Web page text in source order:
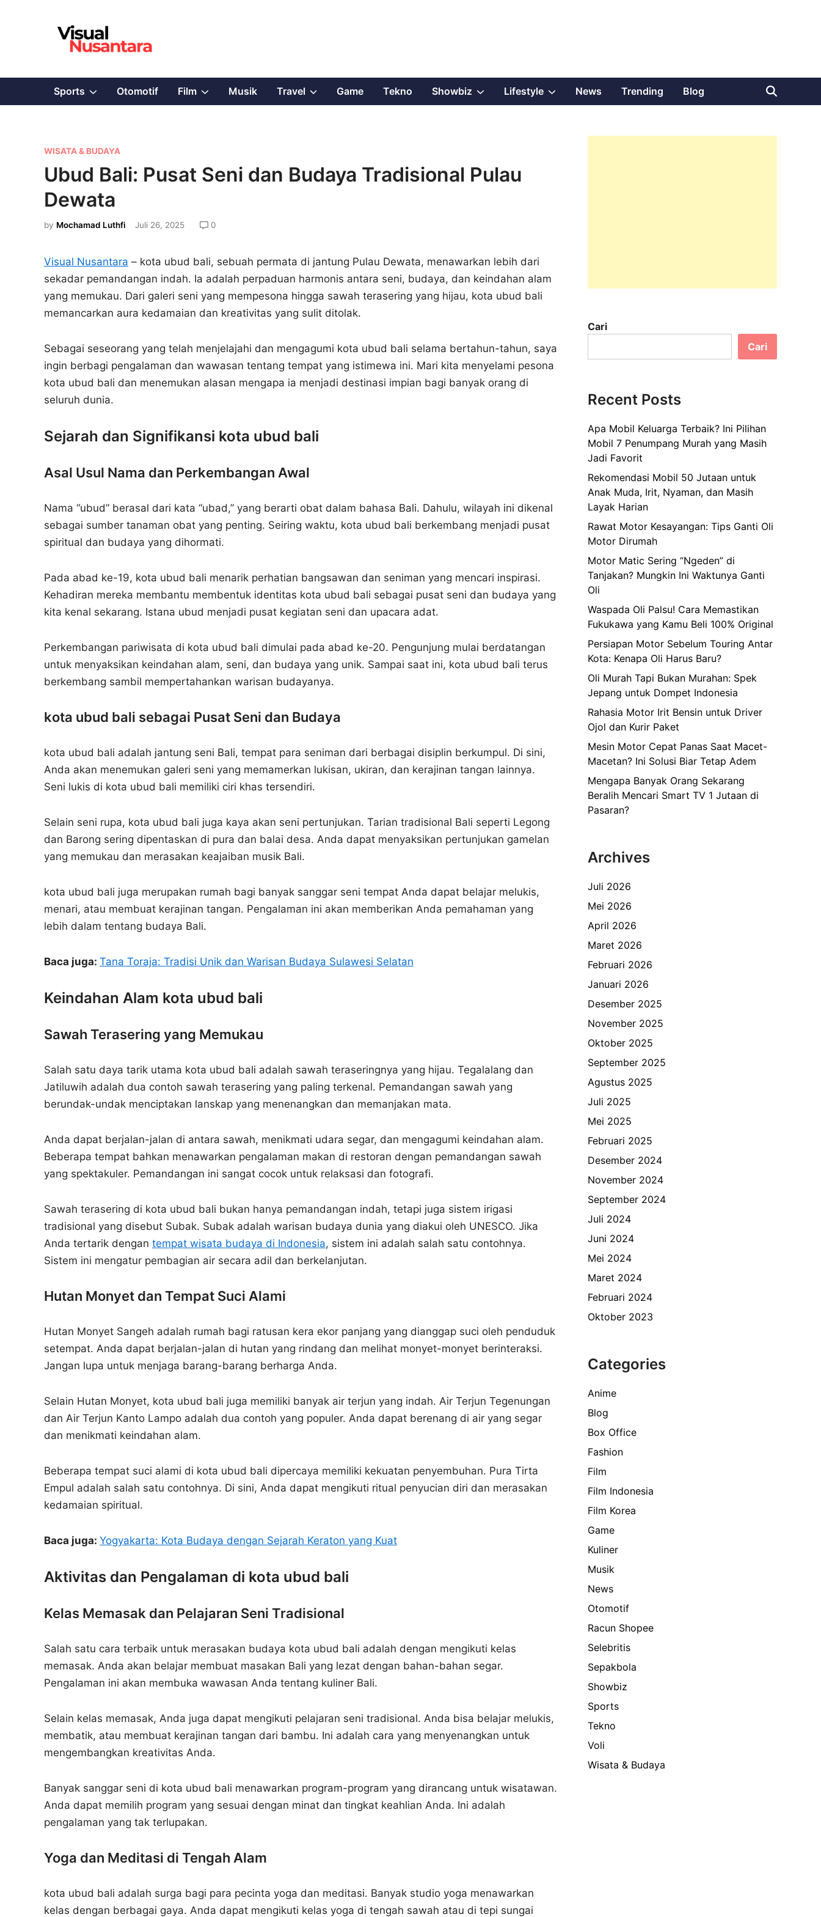
Sports Show
menu
Otomotif Film ShowMusik Travel ShowGame Tekno Showbiz ShowLifestyle ShowNews Trending Blog
P
o
s
n
WISATA & BUDAYA
Ubud Bali: Pusat Seni dan Budaya Tradisional Pulau
Dewata
by Mochamad Luthfi Juli 26, 2025 0
Visual Nusantara – kota ubud bali, sebuah permata di jantung Pulau Dewata, menawarkan lebih dari
sekadar pemandangan indah. Ia adalah perpaduan harmonis antara seni, budaya, dan keindahan alam
yang memukau. Dari galeri seni yang mempesona hingga sawah terasering yang hijau, kota ubud bali
memancarkan aura kedamaian dan kreativitas yang sulit ditolak.
Sebagai seseorang yang telah menjelajahi dan mengagumi kota ubud bali selama bertahun-tahun, saya
ingin berbagi pengalaman dan wawasan tentang tempat yang istimewa ini. Mari kita menyelami pesona
kota ubud bali dan menemukan alasan mengapa ia menjadi destinasi impian bagi banyak orang di
seluruh dunia.
Sejarah dan Signifikansi kota ubud bali
Asal Usul Nama dan Perkembangan Awal
Nama “ubud” berasal dari kata “ubad,” yang berarti obat dalam bahasa Bali. Dahulu, wilayah ini dikenal
sebagai sumber tanaman obat yang penting. Seiring waktu, kota ubud bali berkembang menjadi pusat
spiritual dan budaya yang dihormati.
Pada abad ke-19, kota ubud bali menarik perhatian bangsawan dan seniman yang mencari inspirasi.
Kehadiran mereka membantu membentuk identitas kota ubud bali sebagai pusat seni dan budaya yang
kita kenal sekarang. Istana ubud menjadi pusat kegiatan seni dan upacara adat.
Perkembangan pariwisata di kota ubud bali dimulai pada abad ke-20. Pengunjung mulai berdatangan
untuk menyaksikan keindahan alam, seni, dan budaya yang unik. Sampai saat ini, kota ubud bali terus
berkembang sambil mempertahankan warisan budayanya.
kota ubud bali sebagai Pusat Seni dan Budaya
kota ubud bali adalah jantung seni Bali, tempat para seniman dari berbagai disiplin berkumpul. Di sini,
Anda akan menemukan galeri seni yang memamerkan lukisan, ukiran, dan kerajinan tangan lainnya.
Seni lukis di kota ubud bali memiliki ciri khas tersendiri.
Selain seni rupa, kota ubud bali juga kaya akan seni pertunjukan. Tarian tradisional Bali seperti Legong
dan Barong sering dipentaskan di pura dan balai desa. Anda dapat menyaksikan pertunjukan gamelan
yang memukau dan merasakan keajaiban musik Bali.
kota ubud bali juga merupakan rumah bagi banyak sanggar seni tempat Anda dapat belajar melukis,
menari, atau membuat kerajinan tangan. Pengalaman ini akan memberikan Anda pemahaman yang
lebih dalam tentang budaya Bali.
Baca juga: Tana Toraja: Tradisi Unik dan Warisan Budaya Sulawesi Selatan
Keindahan Alam kota ubud bali
Sawah Terasering yang Memukau
Salah satu daya tarik utama kota ubud bali adalah sawah teraseringnya yang hijau. Tegalalang dan
Jatiluwih adalah dua contoh sawah terasering yang paling terkenal. Pemandangan sawah yang
berundak-undak menciptakan lanskap yang menenangkan dan memanjakan mata.
Anda dapat berjalan-jalan di antara sawah, menikmati udara segar, dan mengagumi keindahan alam.
Beberapa tempat bahkan menawarkan pengalaman makan di restoran dengan pemandangan sawah
yang spektakuler. Pemandangan ini sangat cocok untuk relaksasi dan fotografi.
Sawah terasering di kota ubud bali bukan hanya pemandangan indah, tetapi juga sistem irigasi
tradisional yang disebut Subak. Subak adalah warisan budaya dunia yang diakui oleh UNESCO. Jika
Anda tertarik dengan tempat wisata budaya di Indonesia, sistem ini adalah salah satu contohnya.
Sistem ini mengatur pembagian air secara adil dan berkelanjutan.
Hutan Monyet dan Tempat Suci Alami
Hutan Monyet Sangeh adalah rumah bagi ratusan kera ekor panjang yang dianggap suci oleh penduduk
setempat. Anda dapat berjalan-jalan di hutan yang rindang dan melihat monyet-monyet berinteraksi.
Jangan lupa untuk menjaga barang-barang berharga Anda.
Selain Hutan Monyet, kota ubud bali juga memiliki banyak air terjun yang indah. Air Terjun Tegenungan
dan Air Terjun Kanto Lampo adalah dua contoh yang populer. Anda dapat berenang di air yang segar
dan menikmati keindahan alam.
Beberapa tempat suci alami di kota ubud bali dipercaya memiliki kekuatan penyembuhan. Pura Tirta
Empul adalah salah satu contohnya. Di sini, Anda dapat mengikuti ritual penyucian diri dan merasakan
kedamaian spiritual.
Baca juga: Yogyakarta: Kota Budaya dengan Sejarah Keraton yang Kuat
Aktivitas dan Pengalaman di kota ubud bali
Kelas Memasak dan Pelajaran Seni Tradisional
Salah satu cara terbaik untuk merasakan budaya kota ubud bali adalah dengan mengikuti kelas
memasak. Anda akan belajar membuat masakan Bali yang lezat dengan bahan-bahan segar.
Pengalaman ini akan membuka wawasan Anda tentang kuliner Bali.
Selain kelas memasak, Anda juga dapat mengikuti pelajaran seni tradisional. Anda bisa belajar melukis,
membatik, atau membuat kerajinan tangan dari bambu. Ini adalah cara yang menyenangkan untuk
mengembangkan kreativitas Anda.
Banyak sanggar seni di kota ubud bali menawarkan program-program yang dirancang untuk wisatawan.
Anda dapat memilih program yang sesuai dengan minat dan tingkat keahlian Anda. Ini adalah
pengalaman yang tak terlupakan.
Yoga dan Meditasi di Tengah Alam
kota ubud bali adalah surga bagi para pecinta yoga dan meditasi. Banyak studio yoga menawarkan
kelas dengan berbagai gaya. Anda dapat mengikuti kelas yoga di tengah sawah atau di tepi sungai
Cari
Cari
Recent Posts
Apa Mobil Keluarga Terbaik? Ini Pilihan
Mobil 7 Penumpang Murah yang Masih
Jadi Favorit
Rekomendasi Mobil 50 Jutaan untuk
Anak Muda, Irit, Nyaman, dan Masih
Layak Harian
Rawat Motor Kesayangan: Tips Ganti Oli
Motor Dirumah
Motor Matic Sering “Ngeden” di
Tanjakan? Mungkin Ini Waktunya Ganti
Oli
Waspada Oli Palsu! Cara Memastikan
Fukukawa yang Kamu Beli 100% Original
Persiapan Motor Sebelum Touring Antar
Kota: Kenapa Oli Harus Baru?
Oli Murah Tapi Bukan Murahan: Spek
Jepang untuk Dompet Indonesia
Rahasia Motor Irit Bensin untuk Driver
Ojol dan Kurir Paket
Mesin Motor Cepat Panas Saat Macet-
Macetan? Ini Solusi Biar Tetap Adem
Mengapa Banyak Orang Sekarang
Beralih Mencari Smart TV 1 Jutaan di
Pasaran?
Archives
Juli 2026
Mei 2026
April 2026
Maret 2026
Februari 2026
Januari 2026
Desember 2025
November 2025
Oktober 2025
September 2025
Agustus 2025
Juli 2025
Mei 2025
Februari 2025
Desember 2024
November 2024
September 2024
Juli 2024
Juni 2024
Mei 2024
Maret 2024
Februari 2024
Oktober 2023
Categories
Anime
Blog
Box Office
Fashion
Film
Film Indonesia
Film Korea
Game
Kuliner
Musik
News
Otomotif
Racun Shopee
Selebritis
Sepakbola
Showbiz
Sports
Tekno
Voli
Wisata & Budaya